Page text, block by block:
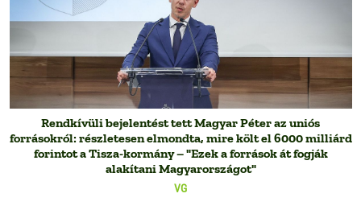
VG
Rendkívüli bejelentést tett Magyar Péter az uniós
forrásokról: részletesen elmondta, mire költ el 6000 milliárd
forintot a Tisza-kormány – "Ezek a források át fogják
alakítani Magyarországot"